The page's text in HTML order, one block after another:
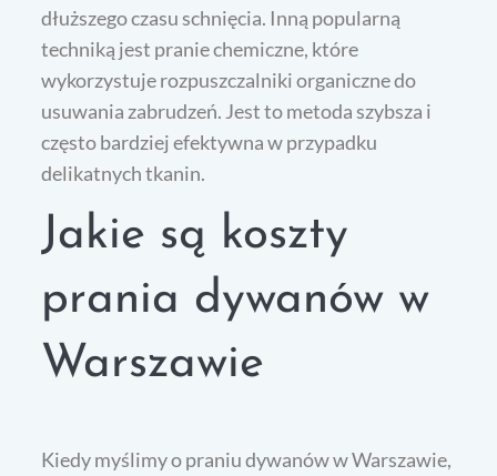
dłuższego czasu schnięcia. Inną popularną
techniką jest pranie chemiczne, które
wykorzystuje rozpuszczalniki organiczne do
usuwania zabrudzeń. Jest to metoda szybsza i
często bardziej efektywna w przypadku
delikatnych tkanin.
Jakie są koszty
prania dywanów w
Warszawie
Kiedy myślimy o praniu dywanów w Warszawie,